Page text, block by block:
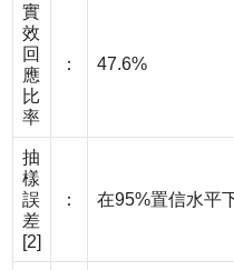
實
效
回
應
比
率
： 47.6%
抽
樣
誤
差
[2]
： 在95%置信水平